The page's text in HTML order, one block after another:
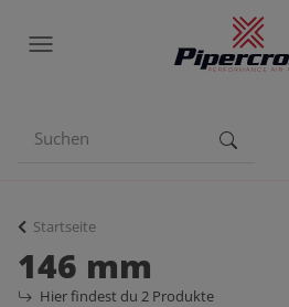
Startseite
146 mm
Hier findest du 2 Produkte